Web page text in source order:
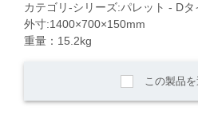
カテゴリ-シリーズ:パレット - D
外寸:1400×700×150mm
重量：15.2kg
この製品